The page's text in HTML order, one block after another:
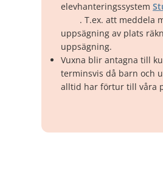
elevhanteringssystem
. T.ex. att meddela
uppsägning av plats
uppsägning.
Vuxna blir antagna till
terminsvis då barn och
alltid har förtur till våra